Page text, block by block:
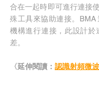
合在一起時即可進行連接
殊工具來協助連接。BMA
機構進行連接，此設計於
差。
〈延伸閱讀： 認識射頻微